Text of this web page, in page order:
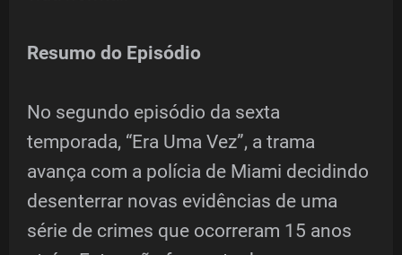
Resumo do Episódio
No segundo episódio da sexta
temporada, “Era Uma Vez”, a trama
avança com a polícia de Miami decidindo
desenterrar novas evidências de uma
série de crimes que ocorreram 15 anos